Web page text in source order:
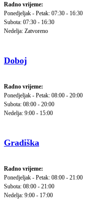
Radno vrijeme:
Ponedjeljak - Petak: 07:30 - 16:30
Subota: 07:30 - 16:30
Nedelja: Zatvoreno
Doboj
Radno vrijeme:
Ponedjeljak - Petak: 08:00 - 20:00
Subota: 08:00 - 20:00
Nedelja: 9:00 - 15:00
Gradiška
Radno vrijeme:
Ponedjeljak - Petak: 08:00 - 21:00
Subota: 08:00 - 21:00
Nedelja: 9:00 - 17:00